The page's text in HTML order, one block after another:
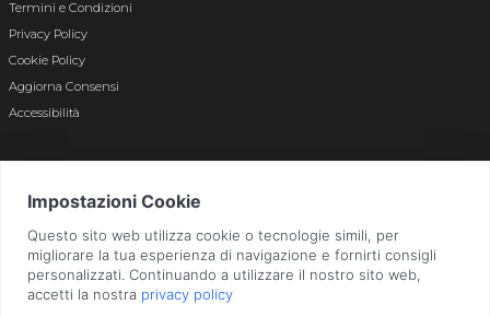
Termini e Condizioni
Privacy Policy
Cookie Policy
Aggiorna Consensi
Accessibilità
Bergamo n. 01496180165 · Capitale Sociale i.v. € 800.000,00